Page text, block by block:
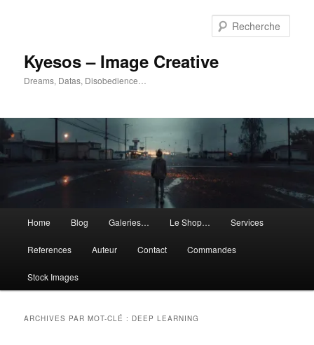
Kyesos – Image Creative
Dreams, Datas, Disobedience…
principal
Home Blog Galeries… Le Shop… Services
References Auteur Contact Commandes
Stock Images
ARCHIVES PAR MOT-CLÉ : DEEP LEARNING